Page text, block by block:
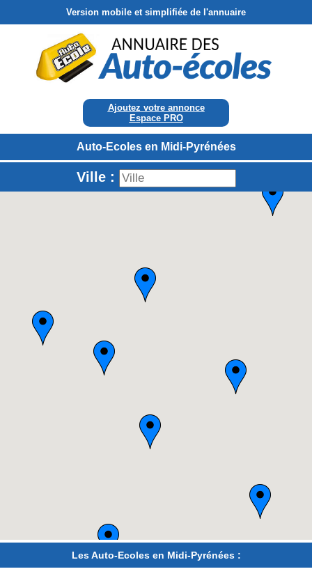
Version mobile et simplifiée de l'annuaire
Ajoutez votre annonce
Espace PRO
Auto-Ecoles en Midi-Pyrénées
Ville :
Les Auto-Ecoles en Midi-Pyrénées :